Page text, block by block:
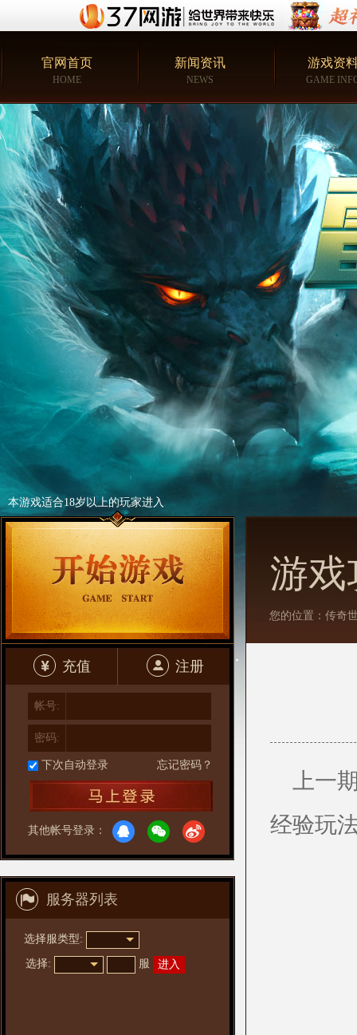
本游戏适合18岁以上的玩家进入
官网首页
HOME
新闻资讯
NEWS
游戏资
GAME
充值 注册
帐号:
密码:
下次自动登录 忘记密码？
其他帐号登录：
服务器列表
选择服类型:
选择: 服 进入
游戏
您的位置： 传奇
上一
经验玩